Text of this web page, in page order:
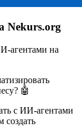
Nekurs.org
агентами на
🤖
с ИИ-агентами
создать